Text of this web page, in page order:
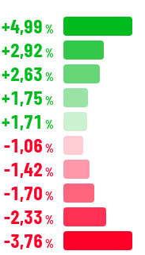
+4,99 %
+2,92 %
+2,63 %
+1,75 %
+1,71 %
-1,06 %
-1,42 %
-1,70 %
-2,33 %
-3,76 %